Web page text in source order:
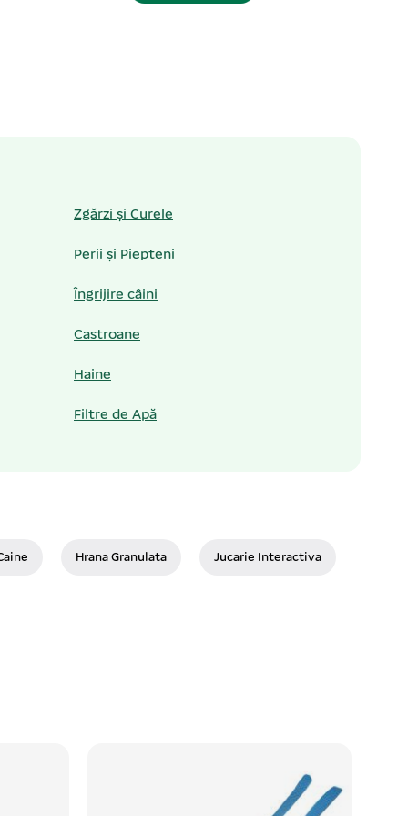
Zgărzi și Curele
Perii și Piepteni
Îngrijire câini
Castroane
Haine
Filtre de Apă
Hrana Granulata Jucarie Interactiva